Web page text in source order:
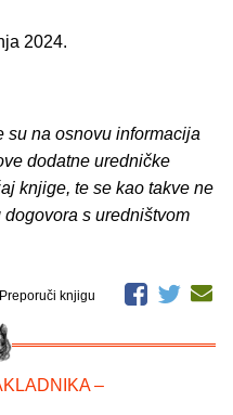
2024.
na osnovu informacija
dodatne uredničke
knjige, te se kao takve ne
s uredništvom
Preporuči knjigu
–